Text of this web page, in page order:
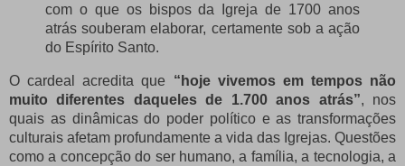
com o que os bispos da Igreja de 1700 anos
atrás souberam elaborar, certamente sob a ação
do Espírito Santo.
O cardeal acredita que “hoje vivemos em tempos não
muito diferentes daqueles de 1.700 anos atrás”, nos
quais as dinâmicas do poder político e as transformações
culturais afetam profundamente a vida das Igrejas. Questões
como a concepção do ser humano, a família, a tecnologia, a